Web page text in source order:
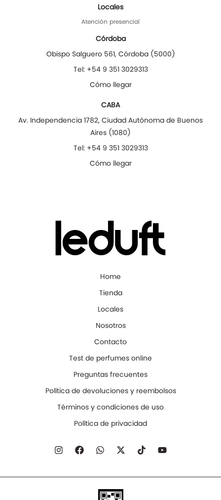
Locales
Atención presencial
Córdoba
Obispo Salguero 561, Córdoba(5000)
Tel: +54 9 351 3029313
Cómo llegar
CABA
Av. Independencia 1782, Ciudad Autónoma de Buenos
Aires (1080)
Tel: +54 9 351 3029313
Cómo llegar
Home
Tienda
Locales
Nosotros
Contacto
Test de perfumes online
Preguntas frecuentes
Política de devoluciones y reembolsos
Términos y condiciones de uso
Política de privacidad